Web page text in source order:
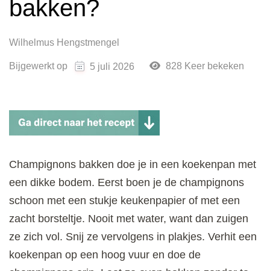
bakken?
Wilhelmus Hengstmengel
Bijgewerkt op 5 juli 2026 828 Keer bekeken
Champignons bakken doe je in een koekenpan met
een dikke bodem. Eerst boen je de champignons
schoon met een stukje keukenpapier of met een
zacht borsteltje. Nooit met water, want dan zuigen
ze zich vol. Snij ze vervolgens in plakjes. Verhit een
koekenpan op een hoog vuur en doe de